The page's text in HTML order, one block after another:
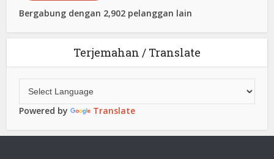
Bergabung dengan 2,902 pelanggan lain
Terjemahan / Translate
Powered by Translate